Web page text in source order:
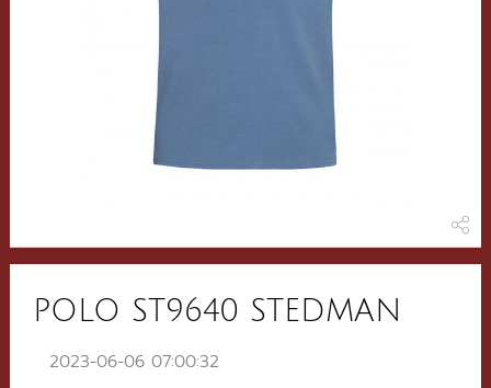
POLO ST9640 STEDMAN
2023-06-06 07:00:32